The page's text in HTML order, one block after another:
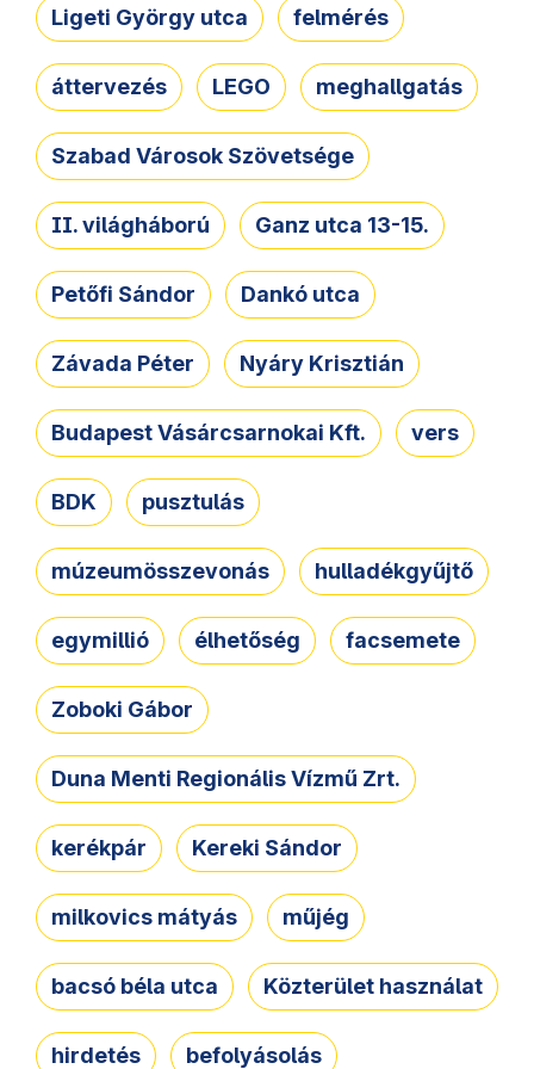
Ligeti György utca felmérés
áttervezés LEGO meghallgatás
Szabad Városok Szövetsége
II. világháború Ganz utca 13-15.
Petőfi Sándor Dankó utca
Závada Péter Nyáry Krisztián
Budapest Vásárcsarnokai Kft. vers
BDK pusztulás
múzeumösszevonás hulladékgyűjtő
egymillió élhetőség facsemete
Zoboki Gábor
Duna Menti Regionális Vízmű Zrt.
kerékpár Kereki Sándor
milkovics mátyás műjég
bacsó béla utca Közterület használat
hirdetés befolyásolás